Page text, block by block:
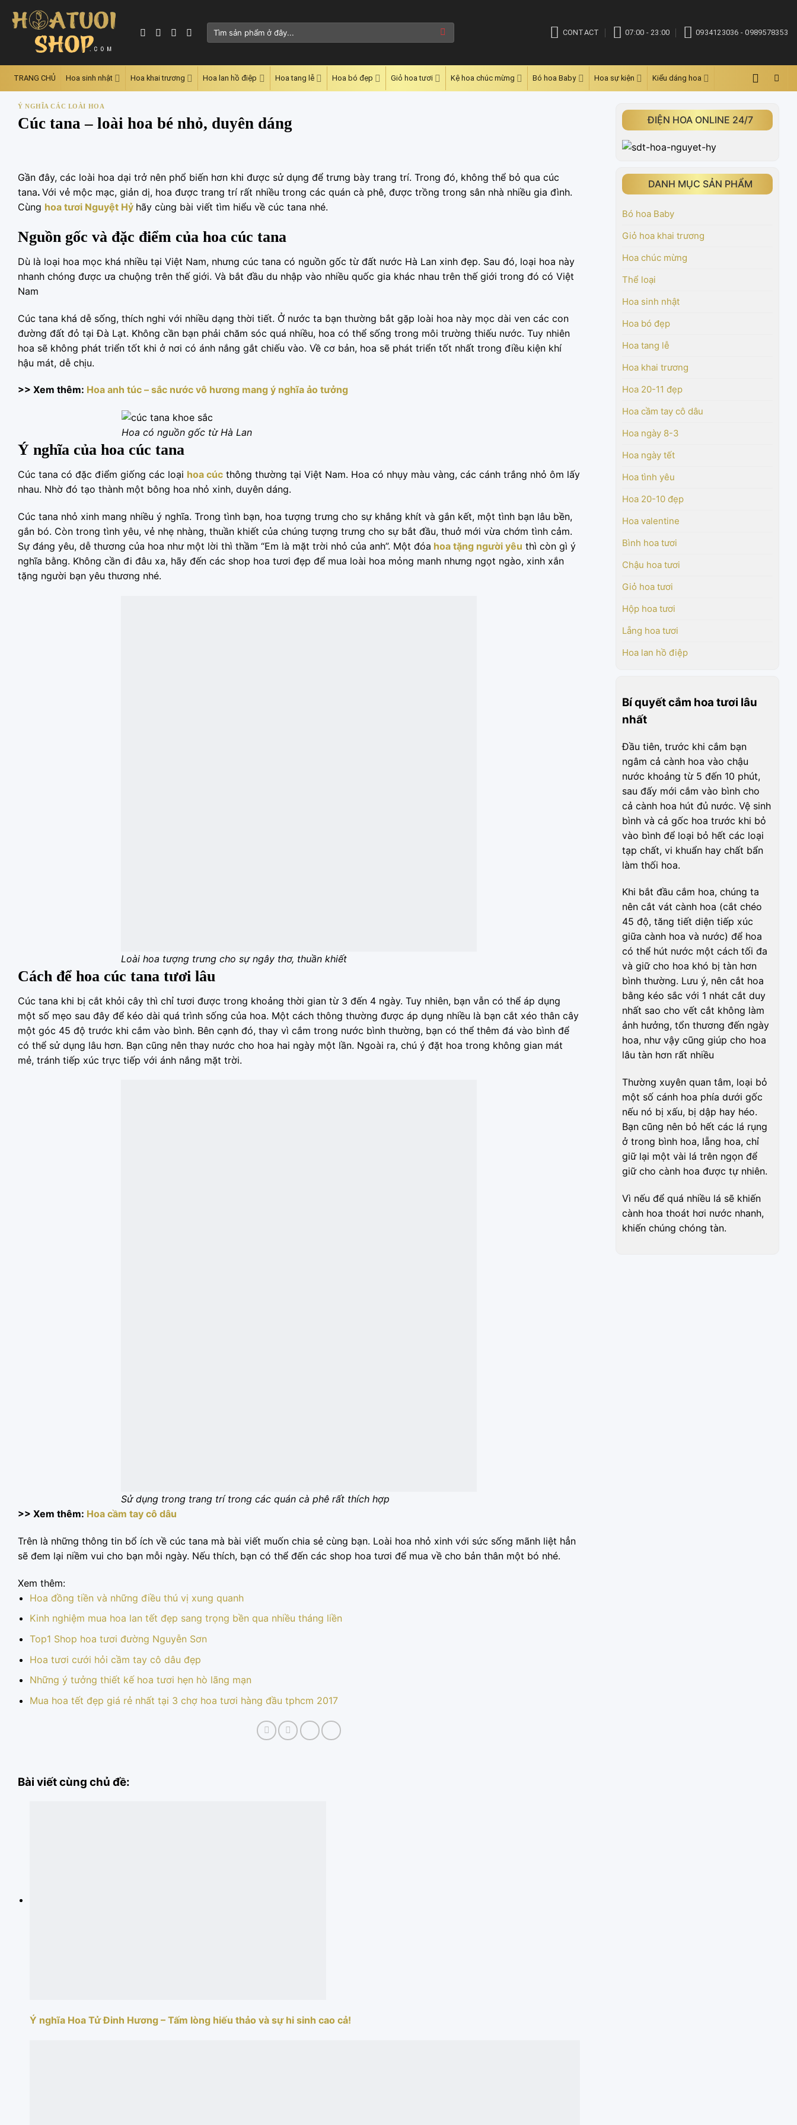
Tìm
CONTACT 07:00 - 23:00 0934123036 - 0989578353
TRANG CHỦ Hoa sinh nhật Hoa khai trương Hoa lan hồ điệp Hoa tang lễ Hoa bó đẹp Giỏ hoa tươi Kệ hoa chúc mừng Bó hoa Baby Hoa sự kiện Kiểu dáng hoa
Ý NGHĨA CÁC LOÀI HOA
Cúc tana – loài hoa bé nhỏ, duyên dáng
Gần đây, các loài hoa dại trở nên phổ biến hơn khi được sử dụng để trưng bày trang trí. Trong đó, không thể bỏ qua cúc
tana. Với vẻ mộc mạc, giản dị, hoa được trang trí rất nhiều trong các quán cà phê, được trồng trong sân nhà nhiều gia đình.
Cùng hoa tươi Nguyệt Hỷ hãy cùng bài viết tìm hiểu về cúc tana nhé.
Nguồn gốc và đặc điểm của hoa cúc tana
Dù là loại hoa mọc khá nhiều tại Việt Nam, nhưng cúc tana có nguồn gốc từ đất nước Hà Lan xinh đẹp. Sau đó, loại hoa này
nhanh chóng được ưa chuộng trên thế giới. Và bắt đầu du nhập vào nhiều quốc gia khác nhau trên thế giới trong đó có Việt
Nam
Cúc tana khá dễ sống, thích nghi với nhiều dạng thời tiết. Ở nước ta bạn thường bắt gặp loài hoa này mọc dài ven các con
đường đất đỏ tại Đà Lạt. Không cần bạn phải chăm sóc quá nhiều, hoa có thể sống trong môi trường thiếu nước. Tuy nhiên
hoa sẽ không phát triển tốt khi ở nơi có ánh nắng gắt chiếu vào. Về cơ bản, hoa sẽ phát triển tốt nhất trong điều kiện khí
hậu mát, dễ chịu.
>> Xem thêm: Hoa anh túc – sắc nước vô hương mang ý nghĩa ảo tưởng
Hoa có nguồn gốc từ Hà Lan
Ý nghĩa của hoa cúc tana
Cúc tana có đặc điểm giống các loại hoa cúc thông thường tại Việt Nam. Hoa có nhụy màu vàng, các cánh trắng nhỏ ôm lấy
nhau. Nhờ đó tạo thành một bông hoa nhỏ xinh, duyên dáng.
Cúc tana nhỏ xinh mang nhiều ý nghĩa. Trong tình bạn, hoa tượng trưng cho sự khắng khít và gắn kết, một tình bạn lâu bền,
gắn bó. Còn trong tình yêu, vẻ nhẹ nhàng, thuần khiết của chúng tượng trưng cho sự bắt đầu, thuở mới vừa chớm tình cảm.
Sự đáng yêu, dễ thương của hoa như một lời thì thầm “Em là mặt trời nhỏ của anh”. Một đóa hoa tặng người yêu thì còn gì ý
nghĩa bằng. Không cần đi đâu xa, hãy đến các shop hoa tươi đẹp để mua loài hoa mỏng manh nhưng ngọt ngào, xinh xắn
tặng người bạn yêu thương nhé.
Loài hoa tượng trưng cho sự ngây thơ, thuần khiết
Cách để hoa cúc tana tươi lâu
Cúc tana khi bị cắt khỏi cây thì chỉ tươi được trong khoảng thời gian từ 3 đến 4 ngày. Tuy nhiên, bạn vẫn có thể áp dụng
một số mẹo sau đây để kéo dài quá trình sống của hoa. Một cách thông thường được áp dụng nhiều là bạn cắt xéo thân cây
một góc 45 độ trước khi cắm vào bình. Bên cạnh đó, thay vì cắm trong nước bình thường, bạn có thể thêm đá vào bình để
có thể sử dụng lâu hơn. Bạn cũng nên thay nước cho hoa hai ngày một lần. Ngoài ra, chú ý đặt hoa trong không gian mát
mẻ, tránh tiếp xúc trực tiếp với ánh nắng mặt trời.
Sử dụng trong trang trí trong các quán cà phê rất thích hợp
>> Xem thêm: Hoa cầm tay cô dâu
Trên là những thông tin bổ ích về cúc tana mà bài viết muốn chia sẻ cùng bạn. Loài hoa nhỏ xinh với sức sống mãnh liệt hẳn
sẽ đem lại niềm vui cho bạn mỗi ngày. Nếu thích, bạn có thể đến các shop hoa tươi để mua về cho bản thân một bó nhé.
Xem thêm:
Hoa đồng tiền và những điều thú vị xung quanh
Kinh nghiệm mua hoa lan tết đẹp sang trọng bền qua nhiều tháng liền
Top1 Shop hoa tươi đường Nguyễn Sơn
Hoa tươi cưới hỏi cầm tay cô dâu đẹp
Những ý tưởng thiết kế hoa tươi hẹn hò lãng mạn
Mua hoa tết đẹp giá rẻ nhất tại 3 chợ hoa tươi hàng đầu tphcm 2017
Bài viết cùng chủ đề:
Ý nghĩa Hoa Tử Đinh Hương – Tấm lòng hiếu thảo và sự hi sinh cao cả!
ĐIỆN HOA ONLINE 24/7
DANH MỤC SẢN PHẨM
Bó hoa Baby
Giỏ hoa khai trương
Hoa chúc mừng
Thể loại
Hoa sinh nhật
Hoa bó đẹp
Hoa tang lễ
Hoa khai trương
Hoa 20-11 đẹp
Hoa cầm tay cô dâu
Hoa ngày 8-3
Hoa ngày tết
Hoa tình yêu
Hoa 20-10 đẹp
Hoa valentine
Bình hoa tươi
Chậu hoa tươi
Giỏ hoa tươi
Hộp hoa tươi
Lẵng hoa tươi
Hoa lan hồ điệp
Bí quyết cắm hoa tươi lâu
nhất
Đầu tiên, trước khi cắm bạn
ngâm cả cành hoa vào chậu
nước khoảng từ 5 đến 10 phút,
sau đấy mới cắm vào bình cho
cả cành hoa hút đủ nước. Vệ sinh
bình và cả gốc hoa trước khi bỏ
vào bình để loại bỏ hết các loại
tạp chất, vi khuẩn hay chất bẩn
làm thối hoa.
Khi bắt đầu cắm hoa, chúng ta
nên cắt vát cành hoa (cắt chéo
45 độ, tăng tiết diện tiếp xúc
giữa cành hoa và nước) để hoa
có thể hút nước một cách tối đa
và giữ cho hoa khó bị tàn hơn
bình thường. Lưu ý, nên cắt hoa
bằng kéo sắc với 1 nhát cắt duy
nhất sao cho vết cắt không làm
ảnh hưởng, tổn thương đến ngày
hoa, như vậy cũng giúp cho hoa
lâu tàn hơn rất nhiều
Thường xuyên quan tâm, loại bỏ
một số cánh hoa phía dưới gốc
nếu nó bị xấu, bị dập hay héo.
Bạn cũng nên bỏ hết các lá rụng
ở trong bình hoa, lẵng hoa, chỉ
giữ lại một vài lá trên ngọn để
giữ cho cành hoa được tự nhiên.
Vì nếu để quá nhiều lá sẽ khiến
cành hoa thoát hơi nước nhanh,
khiến chúng chóng tàn.